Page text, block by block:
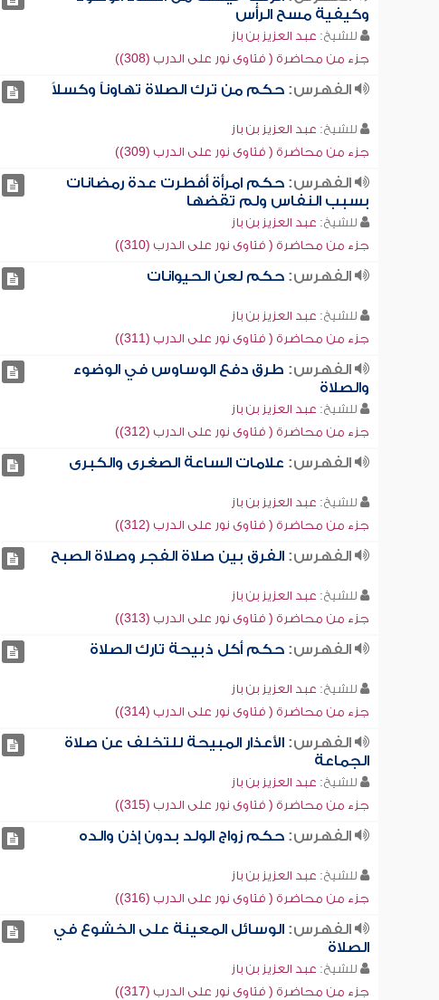
وكيفية مسح الرأس
للشيخ: عبد العزيز بن باز
جزء من محاضرة ( فتاوى نور على الدرب (308))
الفهرس:حكم من ترك الصلاة تهاوناً وكسلاً
للشيخ: عبد العزيز بن باز
جزء من محاضرة ( فتاوى نور على الدرب (309))
الفهرس:حكم امرأة أفطرت عدة رمضانات
بسبب النفاس ولم تقضها
للشيخ: عبد العزيز بن باز
جزء من محاضرة ( فتاوى نور على الدرب (310))
الفهرس:حكم لعن الحيوانات
للشيخ: عبد العزيز بن باز
جزء من محاضرة ( فتاوى نور على الدرب (311))
الفهرس: طرق دفع الوساوس في الوضوء
والصلاة
للشيخ: عبد العزيز بن باز
جزء من محاضرة ( فتاوى نور على الدرب (312))
الفهرس: علامات الساعة الصغرى والكبرى
للشيخ: عبد العزيز بن باز
جزء من محاضرة ( فتاوى نور على الدرب (312))
الفهرس:الفرق بين صلاة الفجر وصلاة الصبح
للشيخ: عبد العزيز بن باز
جزء من محاضرة ( فتاوى نور على الدرب (313))
الفهرس:حكم أكل ذبيحة تارك الصلاة
للشيخ: عبد العزيز بن باز
جزء من محاضرة ( فتاوى نور على الدرب (314))
الفهرس:الأعذار المبيحة للتخلف عن صلاة
الجماعة
للشيخ: عبد العزيز بن باز
جزء من محاضرة ( فتاوى نور على الدرب (315))
الفهرس:حكم زواج الولد بدون إذن والده
للشيخ: عبد العزيز بن باز
جزء من محاضرة ( فتاوى نور على الدرب (316))
الفهرس:الوسائل المعينة على الخشوع في
الصلاة
للشيخ: عبد العزيز بن باز
جزء من محاضرة ( فتاوى نور على الدرب (317))